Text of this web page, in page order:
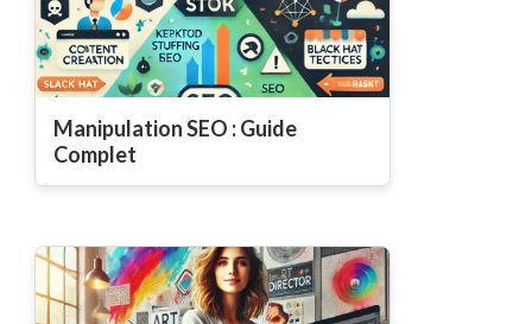
Manipulation SEO : Guide
Complet